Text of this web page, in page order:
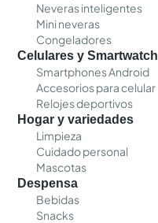
Neveras inteligentes
Mini neveras
Congeladores
Celulares y Smartwatch
Smartphones Android
Accesorios para celular
Relojes deportivos
Hogar y variedades
Limpieza
Cuidado personal
Mascotas
Despensa
Bebidas
Snacks